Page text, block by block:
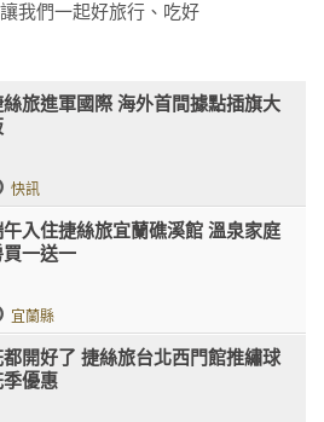
我們一起好旅行、吃好
絲旅進軍國際 海外首間據點插旗大
快訊
午入住捷絲旅宜蘭礁溪館 溫泉家庭
買一送一
宜蘭縣
都開好了 捷絲旅台北西門館推繡球
季優惠